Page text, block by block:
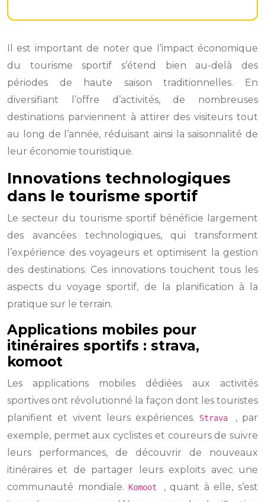
Il est important de noter que l’impact économique
du tourisme sportif s’étend bien au-delà des
périodes de haute saison traditionnelles. En
diversifiant l’offre d’activités, de nombreuses
destinations parviennent à attirer des visiteurs tout
au long de l’année, réduisant ainsi la saisonnalité de
leur économie touristique.
Innovations technologiques
dans le tourisme sportif
Le secteur du tourisme sportif bénéficie largement
des avancées technologiques, qui transforment
l’expérience des voyageurs et optimisent la gestion
des destinations. Ces innovations touchent tous les
aspects du voyage sportif, de la planification à la
pratique sur le terrain.
Applications mobiles pour
itinéraires sportifs : strava,
komoot
Les applications mobiles dédiées aux activités
sportives ont révolutionné la façon dont les touristes
planifient et vivent leurs expériences.
Strava , par
exemple, permet aux cyclistes et coureurs de suivre
leurs performances, de découvrir de nouveaux
itinéraires et de partager leurs exploits avec une
communauté mondiale. Komoot , quant à elle, s’est